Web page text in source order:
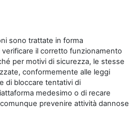
sono trattate in forma
il corretto funzionamento
per motivi di sicurezza, le stesse
conformemente alle leggi
di bloccare tentativi di
medesimo o di recare
prevenire attività dannose